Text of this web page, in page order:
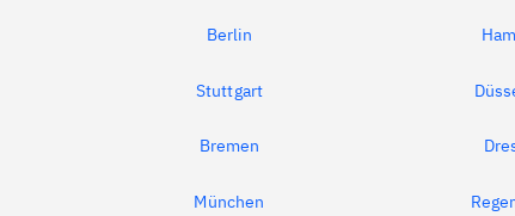
Berlin
Stuttgart
Bremen
München